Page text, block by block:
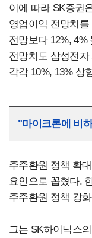
이에 따라 SK증권
영업이익 전망치를
전망보다 12%, 4%
전망치도 삼성전자
각각 10%, 13% 상
"마이크론에 비
주주환원 정책 확
요인으로 꼽혔다.
주주환원 정책 강
그는 SK하이닉스